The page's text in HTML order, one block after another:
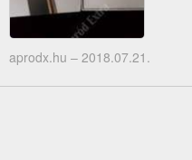
aprodx.hu – 2018.07.21.